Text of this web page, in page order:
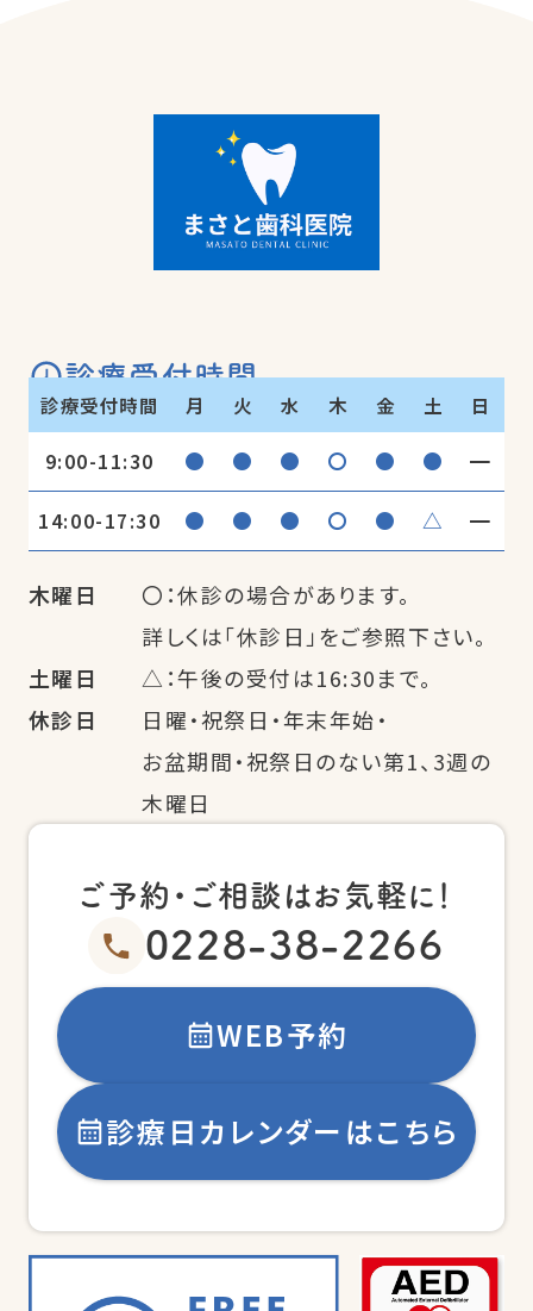
診療受付時間
診療受付時間 月 火 水 木 金 土 日
9:00-11:30 ● ● ● 〇 ● ● ━
14:00-17:30 ● ● ● 〇 ● △ ━
木曜日
〇：休診の場合があります。
詳しくは「休診日」をご参照下さい。
土曜日
△：午後の受付は16:30まで。
休診日
日曜・祝祭日・年末年始・
お盆期間・祝祭日のない第1、3週の
木曜日
ご予約・ご相談はお気軽に！
0228-38-2266
WEB予約
診療日カレンダーはこちら